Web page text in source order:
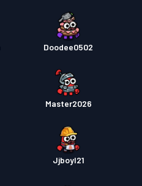
Doodee0502
Master2026
Jjboyl21